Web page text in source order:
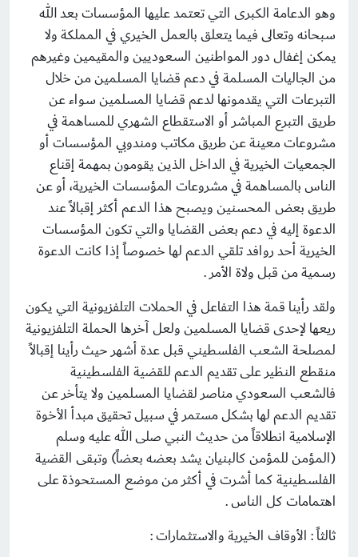
وهو الدعامة الكبرى التي تعتمد عليها المؤسسات بعد الله
سبحانه وتعالى فيما يتعلق بالعمل الخيري في المملكة ولا
يمكن إغفال دور المواطنين السعوديين والمقيمين وغيرهم
من الجاليات المسلمة في دعم قضايا المسلمين من خلال
التبرعات التي يقدمونها لدعم قضايا المسلمين سواء عن
طريق التبرع المباشر أو الاستقطاع الشهري للمساهمة في
مشروعات معينة عن طريق مكاتب ومندوبي المؤسسات أو
الجمعيات الخيرية في الداخل الذين يقومون بمهمة إقناع
الناس بالمساهمة في مشروعات المؤسسات الخيرية، أو عن
طريق بعض المحسنين ويصبح هذا الدعم أكثر إقبالاً عند
الدعوة إليه في دعم بعض القضايا والتي تكون المؤسسات
الخيرية أحد روافد تلقي الدعم لها خصوصاً إذا كانت الدعوة
رسمية من قبل ولاة الأمر .
ولقد رأينا قمة هذا التفاعل في الحملات التلفزيونية التي يكون
ريعها لإحدى قضايا المسلمين ولعل آخرها الحملة التلفزيونية
لمصلحة الشعب الفلسطيني قبل عدة أشهر حيث رأينا إقبالاً
منقطع النظير على تقديم الدعم للقضية الفلسطينية
فالشعب السعودي مناصر لقضايا المسلمين ولا يتأخر عن
تقديم الدعم لها بشكل مستمر في سبيل تحقيق مبدأ الأخوة
الإسلامية انطلاقاً من حديث النبي صلى الله عليه وسلم
(المؤمن للمؤمن كالبنيان يشد بعضه بعضاً) وتبقى القضية
الفلسطينية كما أشرت في أكثر من موضع المستحوذة على
اهتمامات كل الناس .
ثالثاً : الأوقاف الخيرية والاستثمارات :